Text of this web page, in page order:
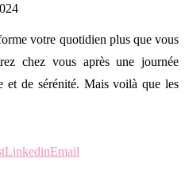
votre quotidien plus que vous
chez vous après une journée
et de sérénité. Mais voilà que les
LinkedinEmail